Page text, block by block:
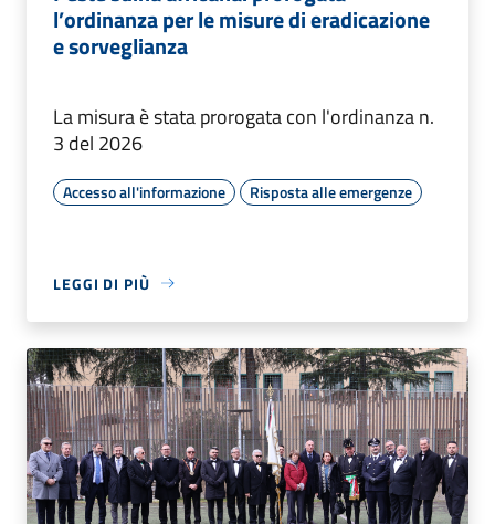
l’ordinanza per le misure di eradicazione
e sorveglianza
La misura è stata prorogata con l'ordinanza n.
3 del 2026
Accesso all'informazione Risposta alle emergenze
LEGGI DI PIÙ